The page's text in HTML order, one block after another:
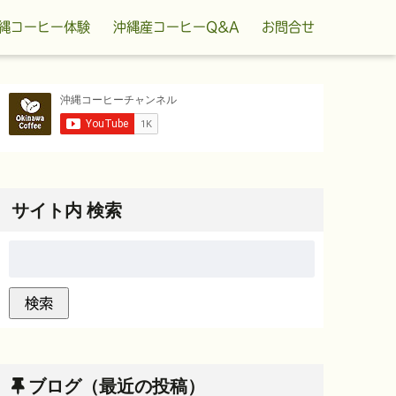
コーヒー体験 沖縄産コーヒーQ&A お問合せ
サイト内 検索
ブログ（最近の投稿）